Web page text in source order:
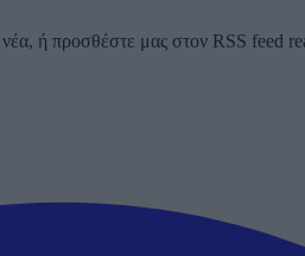
ή προσθέστε μας στον RSS feed